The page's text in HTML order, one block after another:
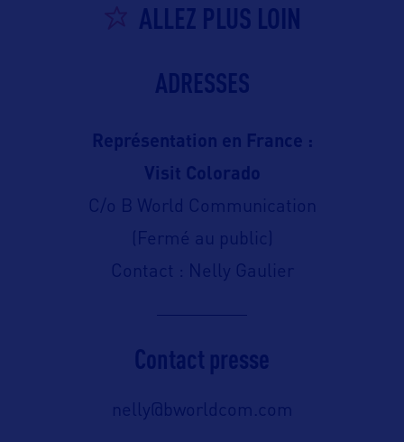
ALLEZ PLUS LOIN
ADRESSES
Représentation en France :
Visit Colorado
C/o B World Communication
(Fermé au public)
Contact : Nelly Gaulier
Contact presse
nelly@bworldcom.com